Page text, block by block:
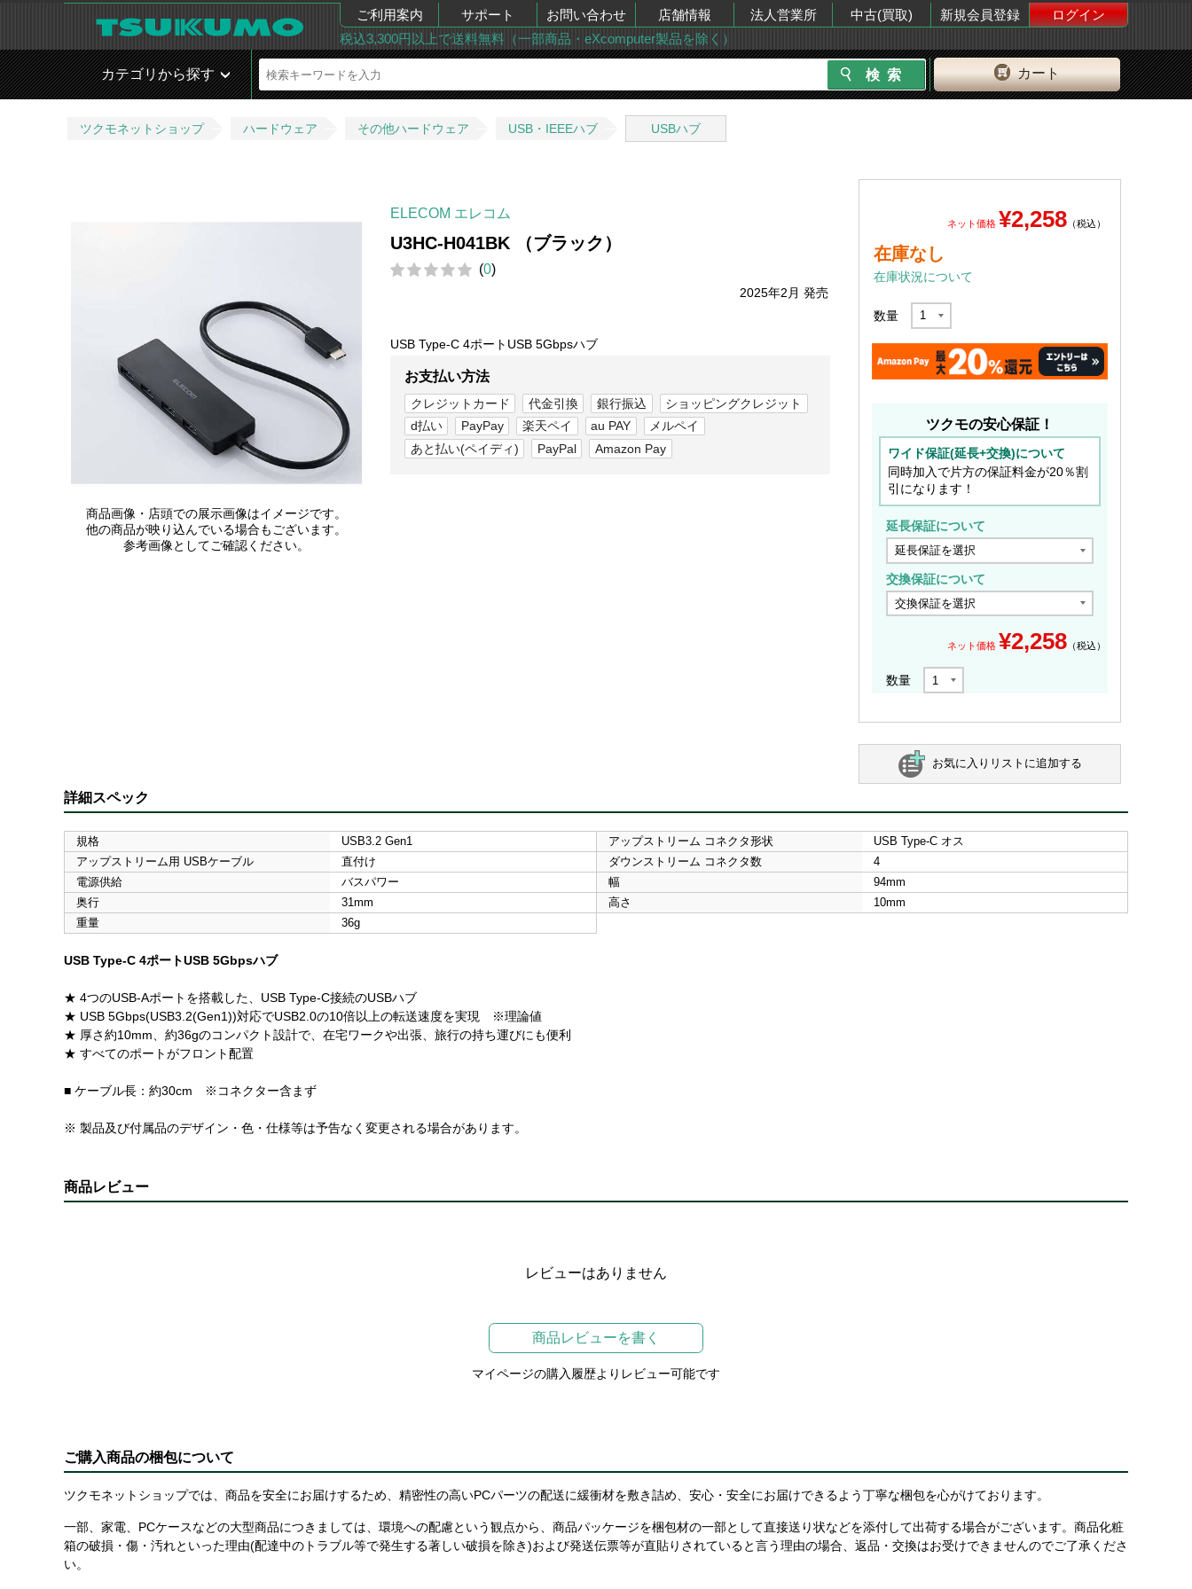
ご利用案内 サポート お問い合わせ 店舗情報 法人営業所 中古(買取) 新規会員登録
ログイン
税込3,300円以上で送料無料（一部商品・eXcomputer製品を除く）
カート
カテゴリから探す
ツクモネットショップ ハードウェア その他ハードウェア USB・IEEEハブ USBハブ
商品画像・店頭での展示画像はイメージです。
他の商品が映り込んでいる場合もございます。
参考画像としてご確認ください。
ELECOM エレコム
U3HC-H041BK （ブラック）
(0)
2025年2月 発売
USB Type-C 4ポートUSB 5Gbpsハブ
お支払い方法
クレジットカード 代金引換 銀行振込
ショッピングクレジット
d払い
PayPay 楽天ペイ au PAY
メルペイ
あと払い(ペイディ)
PayPal Amazon Pay
ネット価格 ¥2,258 （税込）
在庫なし
在庫状況について
数量
ツクモの安心保証！
ワイド保証(延長+交換)について
同時加入で片方の保証料金が20％割
引になります！
延長保証について
交換保証について
ネット価格 ¥2,258 （税込）
数量
お気に入りリストに追加する
詳細スペック
規格 USB3.2 Gen1 アップストリーム コネクタ形状
USB Type-C オス
アップストリーム用 USBケーブル
直付け ダウンストリーム コネクタ数
4
電源供給
バスパワー 幅
94mm
奥行
31mm 高さ
10mm
重量
36g
USB Type-C 4ポートUSB 5Gbpsハブ
★ 4つのUSB-Aポートを搭載した、USB Type-C接続のUSBハブ
★ USB 5Gbps(USB3.2(Gen1))対応でUSB2.0の10倍以上の転送速度を実現 ※理論値
★ 厚さ約10mm、約36gのコンパクト設計で、在宅ワークや出張、旅行の持ち運びにも便利
★ すべてのポートがフロント配置
■ ケーブル長：約30cm ※コネクター含まず
※ 製品及び付属品のデザイン・色・仕様等は予告なく変更される場合があります。
商品レビュー
レビューはありません
商品レビューを書く
マイページの購入履歴よりレビュー可能です
ご購入商品の梱包について
ツクモネットショップでは、商品を安全にお届けするため、精密性の高いPCパーツの配送に緩衝材を敷き詰め、安心・安全にお届けできるよう丁寧な梱包を心がけております。
一部、家電、PCケースなどの大型商品につきましては、環境への配慮という観点から、商品パッケージを梱包材の一部として直接送り状などを添付して出荷する場合がございます。商品化粧
箱の破損・傷・汚れといった理由(配達中のトラブル等で発生する著しい破損を除き)および発送伝票等が直貼りされていると言う理由の場合、返品・交換はお受けできませんのでご了承くださ
い。